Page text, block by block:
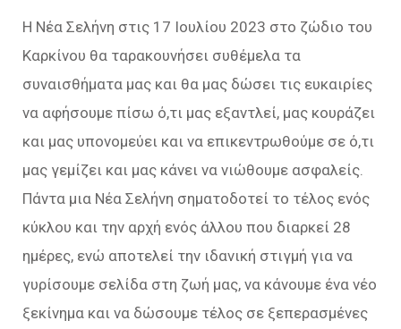
Η Νέα Σελήνη στις 17 Ιουλίου 2023 στο ζώδιο του
Καρκίνου θα ταρακουνήσει συθέμελα τα
συναισθήματα μας και θα μας δώσει τις ευκαιρίες
να αφήσουμε πίσω ό,τι μας εξαντλεί, μας κουράζει
και μας υπονομεύει και να επικεντρωθούμε σε ό,τι
μας γεμίζει και μας κάνει να νιώθουμε ασφαλείς.
Πάντα μια Νέα Σελήνη σηματοδοτεί το τέλος ενός
κύκλου και την αρχή ενός άλλου που διαρκεί 28
ημέρες, ενώ αποτελεί την ιδανική στιγμή για να
γυρίσουμε σελίδα στη ζωή μας, να κάνουμε ένα νέο
ξεκίνημα και να δώσουμε τέλος σε ξεπερασμένες